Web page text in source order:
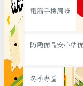
節慶熱賣
電腦手機周邊
防颱備品安心準
冬季專區